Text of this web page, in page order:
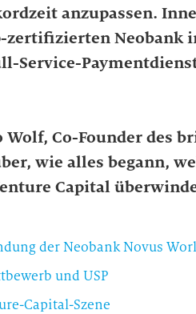
anzupassen.
zertifizierten Neobank
Service-
Co-Founder des
wie alles begann,
Capital
der Neobank Novus
und USP
Capital-Szene